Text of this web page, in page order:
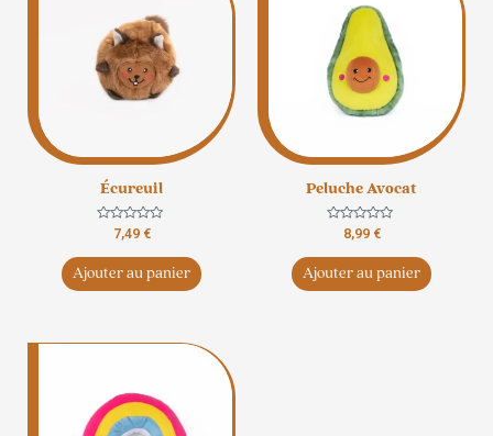
Écureuil
Note
sur
7,49 €
Ajouter au panier
Peluche Avocat
Note
sur
8,99 €
Ajouter au panier